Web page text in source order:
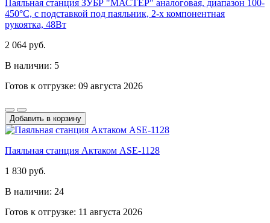
Паяльная станция ЗУБР "МАСТЕР" аналоговая, диапазон 100-
450°C, с подставкой под паяльник, 2-х компонентная
рукоятка, 48Вт
2 064 руб.
В наличии: 5
Готов к отгрузке: 09 августа 2026
Добавить в корзину
Паяльная станция Актаком ASE-1128
1 830 руб.
В наличии: 24
Готов к отгрузке: 11 августа 2026